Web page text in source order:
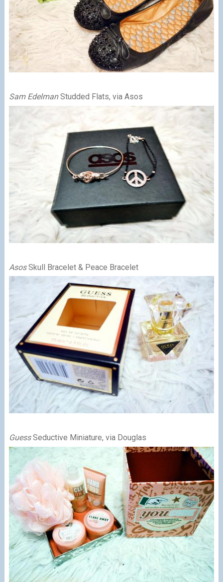
Sam EdelmanStudded Flats, via Asos
AsosSkull Bracelet & Peace Bracelet
GuessSeductive Miniature, via Douglas